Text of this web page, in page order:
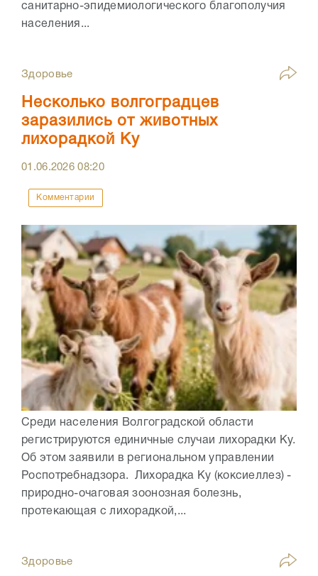
санитарно-эпидемиологического благополучия
населения...
Здоровье
Несколько волгоградцев
заразились от животных
лихорадкой Ку
01.06.202608:20
Комментарии
Среди населения Волгоградской области
регистрируются единичные случаи лихорадки Ку.
Об этом заявили в региональном управлении
Роспотребнадзора. Лихорадка Ку (коксиеллез) -
природно-очаговая зоонозная болезнь,
протекающая с лихорадкой,...
Здоровье